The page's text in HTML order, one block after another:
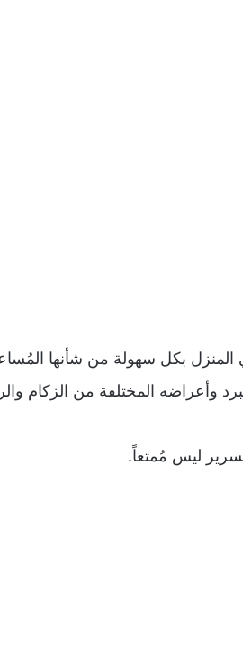
بكل سهولة من شأنها
وأعراضه المختلفة من الزكام
ليس مُمتعاً.